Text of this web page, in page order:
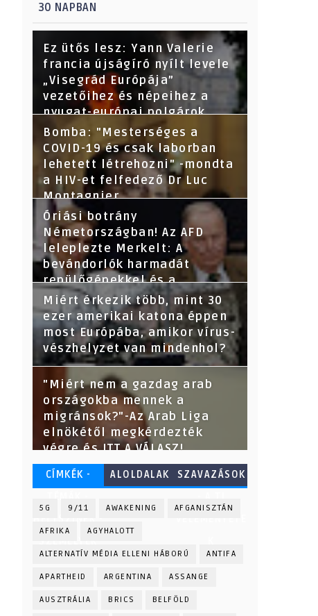
30 NAPBAN
Ez ütős lesz: Yann Valerie
francia újságíró nyílt levele
„Visegrád Európája”
vezetőihez és népeihez a
nyugat-európai polgárok
nevében - Segítsetek!
Bomba: "Mesterséges a
COVID-19 és csak laborban
lehetett létrehozni" -mondta
a HIV-et felfedező Dr Luc
Montagnier
Óriási botrány
Németországban! Az AFD
leleplezte Merkelt: A
bevándorlók harmadát
repülőgépekkel és a
törvényeket megsértve
hozták be-derült ki az adatok
kikérése után.
Miért érkezik több, mint 30
ezer amerikai katona éppen
most Európába, amikor vírus-
vészhelyzet van mindenhol?
"Miért nem a gazdag arab
országokba mennek a
migránsok?"-Az Arab Liga
elnökétől megkérdezték
végre és ITT A VÁLASZ!
CÍMKÉK -
ALOLDALAK
SZAVAZÁSOK
5G 9/11 AWAKENING AFGANISZTÁN
AFRIKA AGYHALOTT
ALTERNATÍV MÉDIA ELLENI HÁBORÚ ANTIFA
APARTHEID ARGENTINA ASSANGE
AUSZTRÁLIA BRICS BELFÖLD